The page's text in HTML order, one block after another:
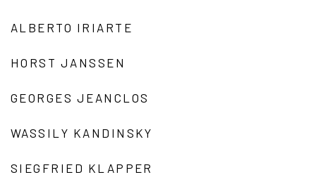
ALBERTO IRIARTE
HORST JANSSEN
GEORGES JEANCLOS
WASSILY KANDINSKY
SIEGFRIED KLAPPER